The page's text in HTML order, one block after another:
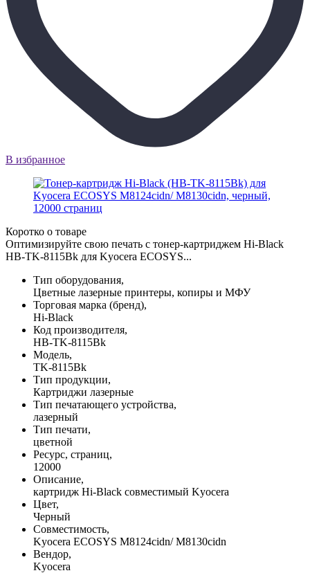
В избранное
Коротко о товаре
Оптимизируйте свою печать с тонер-картриджем Hi-Black
HB-TK-8115Bk для Kyocera ECOSYS...
Тип оборудования,
Цветные лазерные принтеры, копиры и МФУ
Торговая марка (бренд),
Hi-Black
Код производителя,
HB-TK-8115Bk
Модель,
TK-8115Bk
Тип продукции,
Картриджи лазерные
Тип печатающего устройства,
лазерный
Тип печати,
цветной
Ресурс, страниц,
12000
Описание,
картридж Hi-Black совместимый Kyocera
Цвет,
Черный
Совместимость,
Kyocera ECOSYS M8124cidn/ M8130cidn
Вендор,
Kyocera